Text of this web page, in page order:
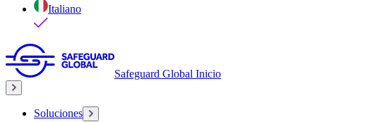
Italiano
Safeguard Global Inicio
Soluciones